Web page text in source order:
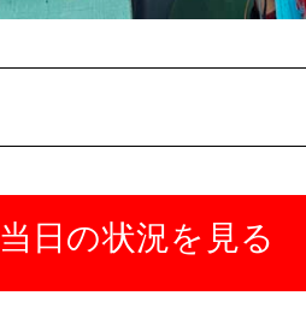
当日の状況を見る